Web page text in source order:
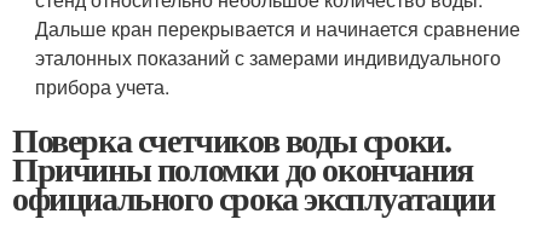
Дальше кран перекрывается и начинается сравнение
эталонных показаний с замерами индивидуального
прибора учета.
Поверка счетчиков воды сроки.
Причины поломки до окончания
официального срока эксплуатации